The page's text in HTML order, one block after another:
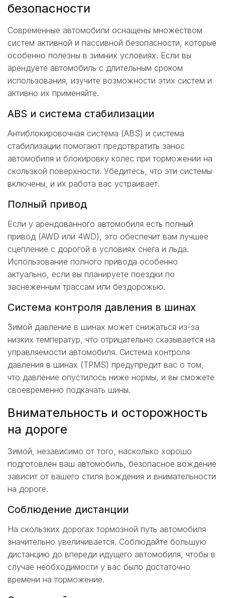
безопасности
Современные автомобили оснащены множеством
систем активной и пассивной безопасности, которые
особенно полезны в зимних условиях. Если вы
арендуете автомобиль с длительным сроком
использования, изучите возможности этих систем и
активно их применяйте.
ABS и система стабилизации
Антиблокировочная система (ABS) и система
стабилизации помогают предотвратить занос
автомобиля и блокировку колес при торможении на
скользкой поверхности. Убедитесь, что эти системы
включены, и их работа вас устраивает.
Полный привод
Если у арендованного автомобиля есть полный
привод (AWD или 4WD), это обеспечит вам лучшее
сцепление с дорогой в условиях снега и льда.
Использование полного привода особенно
актуально, если вы планируете поездки по
заснеженным трассам или бездорожью.
Система контроля давления в шинах
Зимой давление в шинах может снижаться из-за
низких температур, что отрицательно сказывается на
управляемости автомобиля. Система контроля
давления в шинах (TPMS) предупредит вас о том,
что давление опустилось ниже нормы, и вы сможете
своевременно подкачать шины.
Внимательность и осторожность
на дороге
Зимой, независимо от того, насколько хорошо
подготовлен ваш автомобиль, безопасное вождение
зависит от вашего стиля вождения и внимательности
на дороге.
Соблюдение дистанции
На скользких дорогах тормозной путь автомобиля
значительно увеличивается. Соблюдайте большую
дистанцию до впереди идущего автомобиля, чтобы в
случае необходимости у вас было достаточно
времени на торможение.